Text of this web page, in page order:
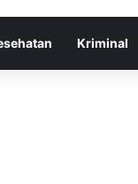
Kriminal